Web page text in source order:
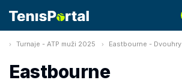
Turnaje - ATP muži 2025 Eastbourne - Dvouhry
Eastbourne